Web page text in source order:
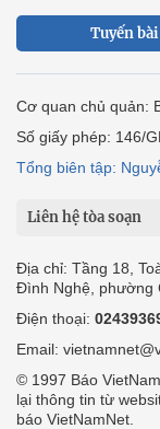
Tuyến bài
Cơ quan chủ quản:
Số giấy phép: 146/
Tổng biên tập:
Liên hệ tòa soạn
Địa chỉ: Tầng 18,
Đình Nghệ, phường
Điện thoại:
Email:
© 1997 Báo
lại thông tin từ
báo VietNamNet.